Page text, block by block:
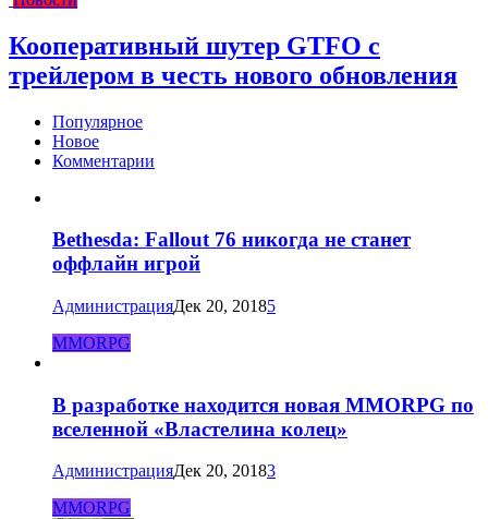
Кооперативный шутер GTFO с
трейлером в честь нового обновления
Популярное
Новое
Комментарии
Bethesda: Fallout 76 никогда не станет
оффлайн игрой
АдминистрацияДек 20, 20185
MMORPG
В разработке находится новая MMORPG по
вселенной «Властелина колец»
АдминистрацияДек 20, 20183
MMORPG